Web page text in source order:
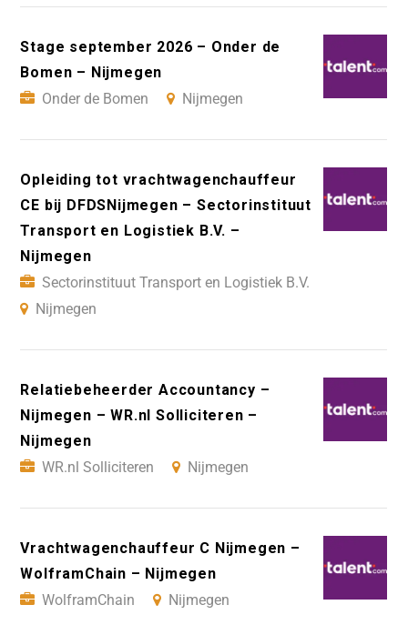
Stage september 2026 – Onder de
Bomen – Nijmegen
Onder de Bomen
Nijmegen
Opleiding tot vrachtwagenchauffeur
CE bij DFDSNijmegen – Sectorinstituut
Transport en Logistiek B.V. –
Nijmegen
Sectorinstituut Transport en Logistiek B.V.
Nijmegen
Relatiebeheerder Accountancy –
Nijmegen – WR.nl Solliciteren –
Nijmegen
WR.nl Solliciteren
Nijmegen
Vrachtwagenchauffeur C Nijmegen –
WolframChain – Nijmegen
WolframChain
Nijmegen